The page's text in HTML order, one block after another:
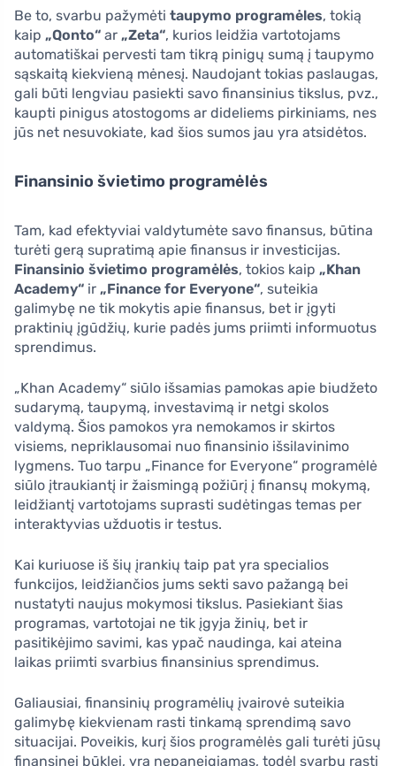
Be to, svarbu pažymėti taupymo programėles, tokią
kaip „Qonto“ ar „Zeta“, kurios leidžia vartotojams
automatiškai pervesti tam tikrą pinigų sumą į taupymo
sąskaitą kiekvieną mėnesį. Naudojant tokias paslaugas,
gali būti lengviau pasiekti savo finansinius tikslus, pvz.,
kaupti pinigus atostogoms ar dideliems pirkiniams, nes
jūs net nesuvokiate, kad šios sumos jau yra atsidėtos.
Finansinio švietimo programėlės
Tam, kad efektyviai valdytumėte savo finansus, būtina
turėti gerą supratimą apie finansus ir investicijas.
Finansinio švietimo programėlės, tokios kaip „Khan
Academy“ ir „Finance for Everyone“, suteikia
galimybę ne tik mokytis apie finansus, bet ir įgyti
praktinių įgūdžių, kurie padės jums priimti informuotus
sprendimus.
„Khan Academy“ siūlo išsamias pamokas apie biudžeto
sudarymą, taupymą, investavimą ir netgi skolos
valdymą. Šios pamokos yra nemokamos ir skirtos
visiems, nepriklausomai nuo finansinio išsilavinimo
lygmens. Tuo tarpu „Finance for Everyone“ programėlė
siūlo įtraukiantį ir žaismingą požiūrį į finansų mokymą,
leidžiantį vartotojams suprasti sudėtingas temas per
interaktyvias užduotis ir testus.
Kai kuriuose iš šių įrankių taip pat yra specialios
funkcijos, leidžiančios jums sekti savo pažangą bei
nustatyti naujus mokymosi tikslus. Pasiekiant šias
programas, vartotojai ne tik įgyja žinių, bet ir
pasitikėjimo savimi, kas ypač naudinga, kai ateina
laikas priimti svarbius finansinius sprendimus.
Galiausiai, finansinių programėlių įvairovė suteikia
galimybę kiekvienam rasti tinkamą sprendimą savo
situacijai. Poveikis, kurį šios programėlės gali turėti jūsų
finansinei būklei, yra nepaneigiamas, todėl svarbu rasti